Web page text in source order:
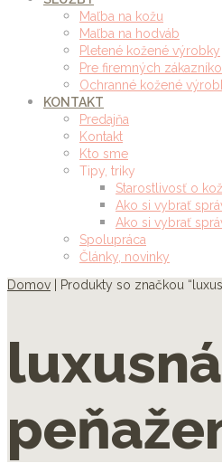
Maľba na kožu
Maľba na hodváb
Pletené kožené výrobky
Pre firemných
Ochranné kožené
KONTAKT
Predajňa
Kontakt
Kto sme
Tipy, triky
Starostlivosť o
Ako si vybrať
Ako si vybrať
Spolupráca
Články, novinky
Domov | Produkty so značkou
luxusná